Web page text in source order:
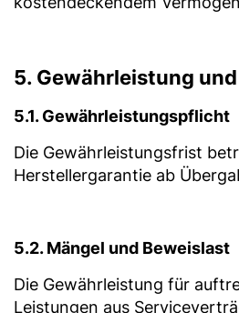
5. Gewährleistung
5.1. Gewährleistungspflicht
Die Gewährleistungsfrist
Herstellergarantie ab
5.2. Mängel und Beweislast
Die Gewährleistung für
Leistungen aus